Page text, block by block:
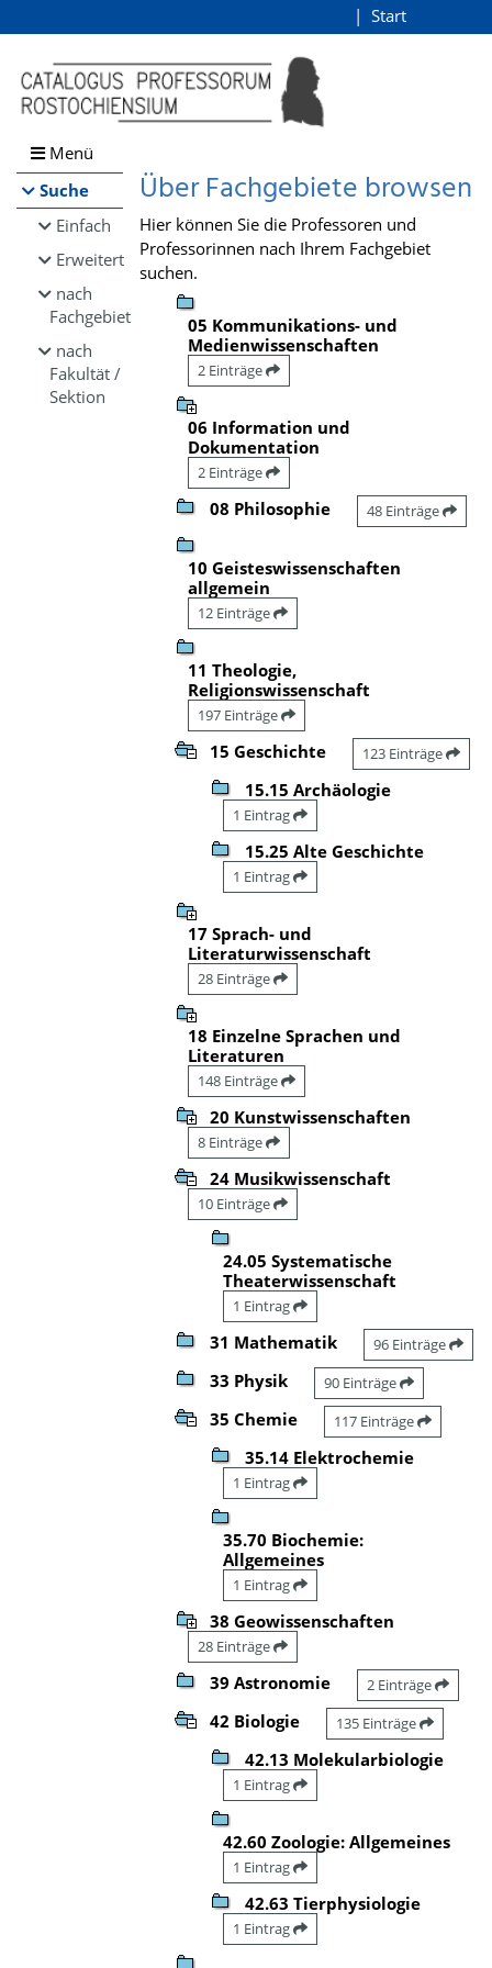
Browsen
direkt zum Inhalt
Start
Menü
Suche
Einfach
Erweitert
nach
Fachgebiet
nach
Fakultät /
Sektion
Über Fachgebiete browsen
Hier können Sie die Professoren und
Professorinnen nach Ihrem Fachgebiet
suchen.
05 Kommunikations- und
Medienwissenschaften
2 Einträge
06 Information und
Dokumentation
2 Einträge
08 Philosophie 48 Einträge
10 Geisteswissenschaften
allgemein
12 Einträge
11 Theologie,
Religionswissenschaft
197 Einträge
15 Geschichte 123 Einträge
15.15 Archäologie
1 Eintrag
15.25 Alte Geschichte
1 Eintrag
17 Sprach- und
Literaturwissenschaft
28 Einträge
18 Einzelne Sprachen und
Literaturen
148 Einträge
20 Kunstwissenschaften
8 Einträge
24 Musikwissenschaft
10 Einträge
24.05 Systematische
Theaterwissenschaft
1 Eintrag
31 Mathematik 96 Einträge
33 Physik 90 Einträge
35 Chemie 117 Einträge
35.14 Elektrochemie
1 Eintrag
35.70 Biochemie:
Allgemeines
1 Eintrag
38 Geowissenschaften
28 Einträge
39 Astronomie 2 Einträge
42 Biologie 135 Einträge
42.13 Molekularbiologie
1 Eintrag
42.60 Zoologie: Allgemeines
1 Eintrag
42.63 Tierphysiologie
1 Eintrag